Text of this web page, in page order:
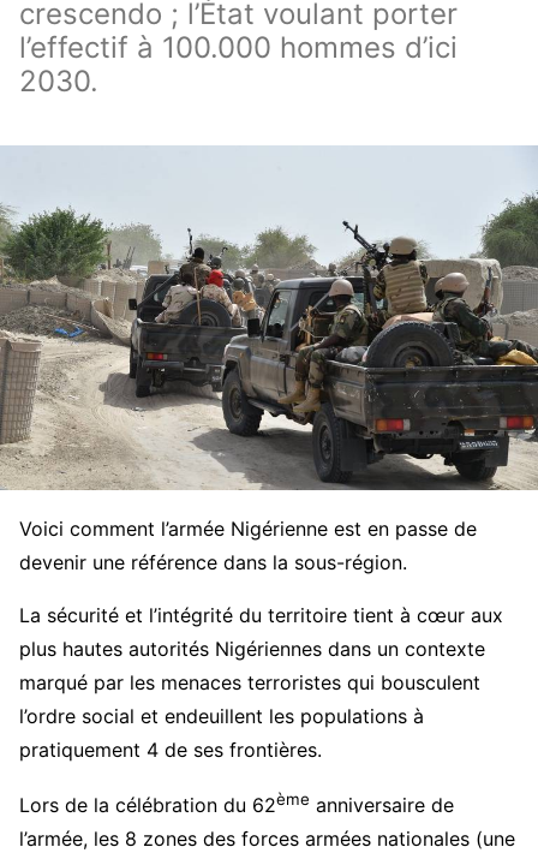
crescendo ; l’État voulant porter
l’effectif à 100.000 hommes d’ici
2030.
Voici comment l’armée Nigérienne est en passe de
devenir une référence dans la sous-région.
La sécurité et l’intégrité du territoire tient à cœur aux
plus hautes autorités Nigériennes dans un contexte
marqué par les menaces terroristes qui bousculent
l’ordre social et endeuillent les populations à
pratiquement 4 de ses frontières.
Lors de la célébration du 62ème anniversaire de
l’armée, les 8 zones des forces armées nationales (une